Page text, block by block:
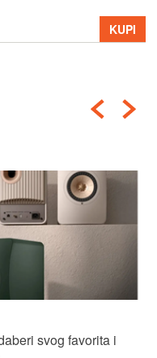
KUPI
svog favorita i